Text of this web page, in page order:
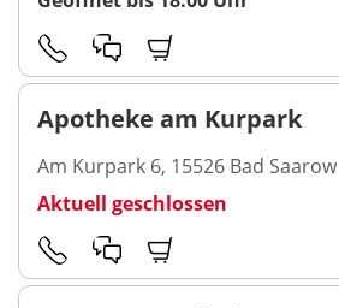
Apotheke am Kurpark
Am Kurpark 6, 15526 Bad Saarow
Aktuell geschlossen